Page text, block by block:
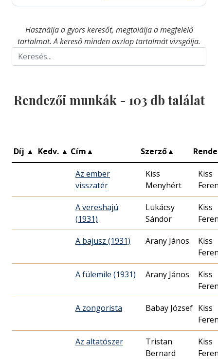
Használja a gyors keresőt, megtalálja a megfelelő
tartalmat. A kereső minden oszlop tartalmát vizsgálja.
Rendezői munkák - 103 db találat
Díj ▲ Kedv. ▲ Cím▲ Szerző▲
Az ember
visszatér
Kiss
Menyhért
Kiss
A vereshajú
(1931)
Lukácsy
Sándor
Kiss
A bajusz (1931) Arany János
Kiss
A fülemile (1931) Arany János
Kiss
A zongorista Babay József Kiss
Az altatószer
Tristan
Bernard
Kiss